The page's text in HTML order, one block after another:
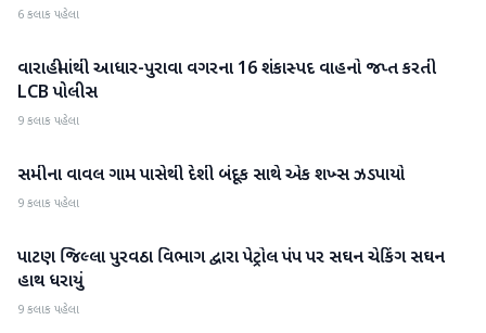
6 કલાક પહેલા
પાટણ
વારાહીમાંથી આધાર-પુરાવા વગરના 16 શંકાસ્પદ વાહનો જપ્ત કરતી
LCB પોલીસ
9 કલાક પહેલા
પાટણ
સમીના વાવલ ગામ પાસેથી દેશી બંદૂક સાથે એક શખ્સ ઝડપાયો
9 કલાક પહેલા
પાટણ
પાટણ જિલ્લા પુરવઠા વિભાગ દ્વારા પેટ્રોલ પંપ પર સઘન ચેકિંગ સઘન
હાથ ધરાયું
9 કલાક પહેલા